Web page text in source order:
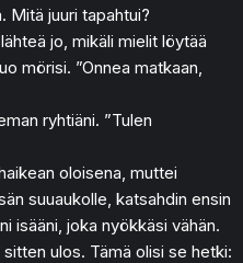
Mitä juuri tapahtui?
jo, mikäli mielit löytää
mörisi. ”Onnea matkaan,
ryhtiäni. ”Tulen
oloisena, muttei
suuaukolle, katsahdin ensin
isääni, joka nyökkäsi vähän.
ulos. Tämä olisi se hetki: